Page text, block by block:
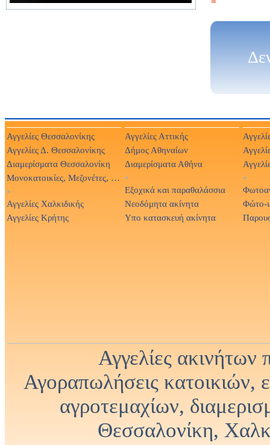
Αγγελίες Θεσσαλονίκης
Αγγελίες Δ. Θεσσαλονίκης
Διαμερίσματα Θεσσαλονίκη
Μονοκατοικίες, Μεζονέτες, Βίλες
•
Αγγελίες Χαλκιδικής
Αγγελίες Κρήτης
Αγγελίες Αττικής
Δήμος Αθηναίων
Διαμερίσματα Αθήνα
•
Εξοχικά και παραθαλάσσια
Νεοδόμητα ακίνητα
Υπο κατασκευή ακίνητα
•
Φώτο-
Αγγελίες
Αγοραπωλήσεις κατοικιών,
αγροτεμαχίων,
Θεσσαλονίκη,